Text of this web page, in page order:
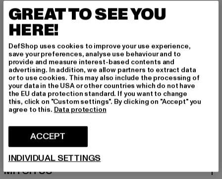
Tilaisuus: Arkivaatteet, Mukava, Rentoudu, Vapaa-aika
Yksityiskohdat: Tuotemerkin logo, Takatasku, Viiltotasku
Leikkaa: Regular
Tuotemerkki: BLKVIS
Kategoria: Vaatteet
Color: grau
Valmistaja väri: light grey heather
Materiaalin koostumus: 100% Puuvilla
Art.Nr: 42624105-02080
Valmistaja: Play Hard GmbH |
Landwehrstrasse 70A | 80336 München | DE
MITOITUS
GREAT TO SEE YOU
HERE!
DefShop uses cookies to improve your use experience,
save your preferences, analyse use behaviour and to
provide and measure interest-based contents and
advertising. In addition, we allow partners to extract data
or to use cookies. This may also include the processing of
your data in the USA or other countries which do not have
the EU data protection standard. If you want to change
this, click on "Custom settings". By clicking on "Accept" you
agree to this. Data protection
ACCEPT
INDIVIDUAL SETTINGS